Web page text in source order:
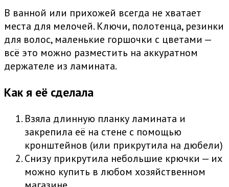
В ванной или прихожей всегда не хватает
места для мелочей. Ключи, полотенца, резинки
для волос, маленькие горшочки с цветами —
всё это можно разместить на аккуратном
держателе из ламината.
Как я её сделала
Взяла длинную планку ламината и
закрепила её на стене с помощью
кронштейнов (или прикрутила на дюбели)
Снизу прикрутила небольшие крючки — их
можно купить в любом хозяйственном